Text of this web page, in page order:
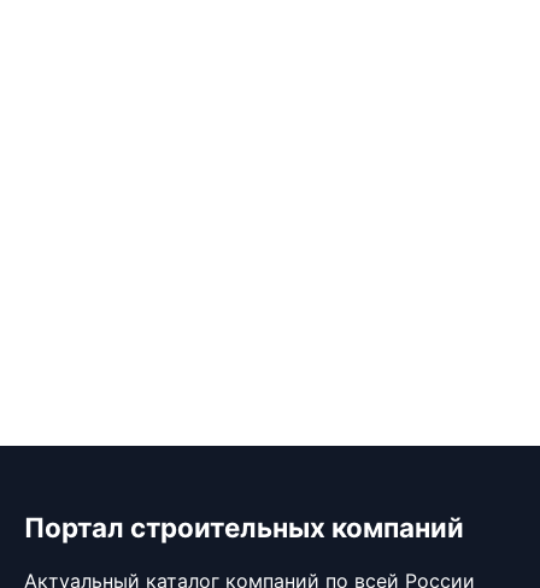
Портал строительных компаний
Актуальный каталог компаний по всей России